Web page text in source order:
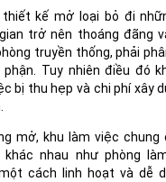
kế mở loại bỏ đi
trở nên thoáng đãng
truyền thống, phải
Tuy nhiên điều đó
bị thu hẹp và chi phíxây
mở, khu làm việc
nhau như phòng
cách linh hoạt và dễ